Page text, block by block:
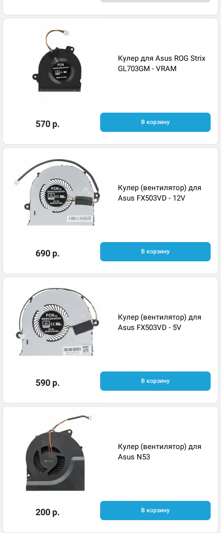
Кулер для Asus ROG Strix
GL703GM - VRAM
570 р. В корзину
Кулер (вентилятор) для
Asus FX503VD - 12V
690 р. В корзину
Кулер (вентилятор) для
Asus FX503VD - 5V
590 р. В корзину
Кулер (вентилятор) для
Asus N53
200 р. В корзину